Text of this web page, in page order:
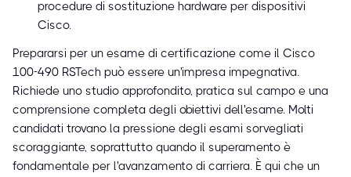
procedure di sostituzione hardware per dispositivi
Cisco.
Prepararsi per un esame di certificazione come il Cisco
100-490 RSTech può essere un'impresa impegnativa.
Richiede uno studio approfondito, pratica sul campo e una
comprensione completa degli obiettivi dell'esame. Molti
candidati trovano la pressione degli esami sorvegliati
scoraggiante, soprattutto quando il superamento è
fondamentale per l'avanzamento di carriera. È qui che un